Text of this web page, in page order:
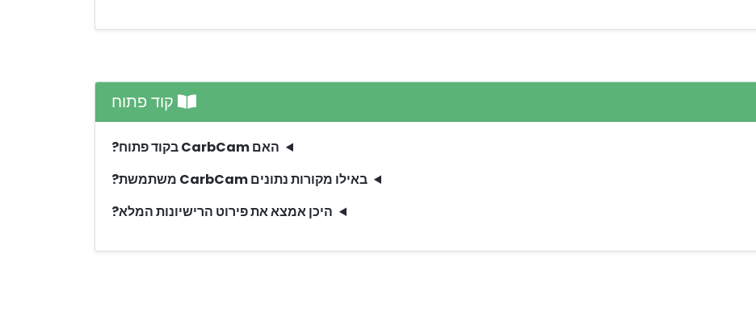
קוד פתוח
האם CarbCam בקוד פתוח?
באילו מקורות נתונים CarbCam משתמשת?
היכן אמצא את פירוט הרישיונות המלא?